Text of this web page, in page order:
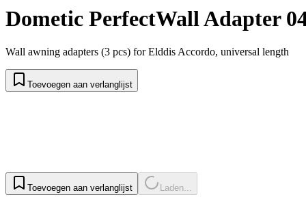
Dometic PerfectWall Adapter
Wall awning adapters (3 pcs) for Elddis Accordo, universal length
Toevoegen aan verlanglijst
Toevoegen aan verlanglijst Laden...